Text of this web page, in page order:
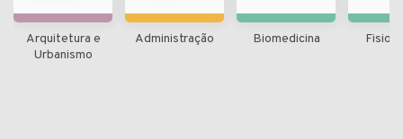
Arquitetura e
Urbanismo
Administração Biomedicina